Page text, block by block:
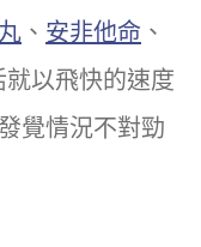
、 安非他命 、
以飛快的速度
覺情況不對勁